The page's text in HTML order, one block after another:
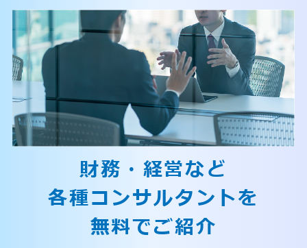
財務・経営など
各種コンサルタントを
無料でご紹介